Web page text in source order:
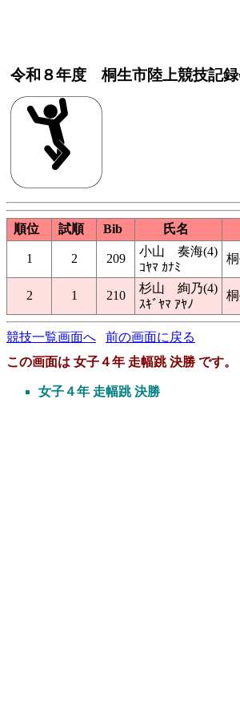
令和８年度 桐生市陸上競技記
順位 試順 Bib 氏名
1 2 209
小山 奏海(4)
ｺﾔﾏ ｶﾅﾐ
2 1 210
杉山 絢乃(4)
ｽｷﾞﾔﾏ ｱﾔﾉ
競技一覧画面へ
前の画面に戻る
この画面は 女子４年 走幅跳 決勝 です。
女子４年 走幅跳 決勝